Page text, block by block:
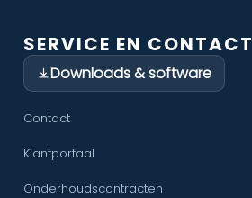
SERVICE EN CONTACT
Downloads & software
Contact
Klantportaal
Onderhoudscontracten